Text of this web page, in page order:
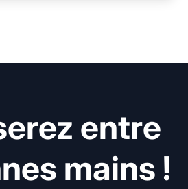
entre
mains !